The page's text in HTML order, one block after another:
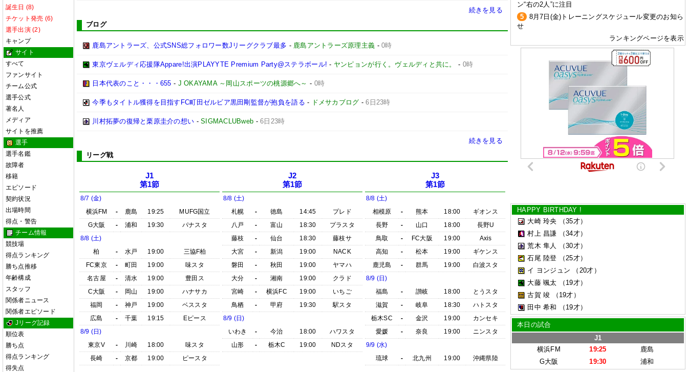
誕生日 (8)
チケット発売 (6)
選手出演 (2)
キャンプ
サイト
すべて
ファンサイト
チーム公式
選手公式
著名人
メディア
サイトを推薦
選手
選手名鑑
故障者
移籍
エピソード
契約状況
出場時間
得点・警告
チーム情報
競技場
得点ランキング
勝ち点推移
年齢構成
スタッフ
関係者ニュース
関係者エピソード
Jリーグ記録
順位表
勝ち点
得点ランキング
得失点
続きを見る
ブログ
鹿島アントラーズ、公式SNS総フォロワー数Jリーグクラブ最多 - 鹿島アントラーズ原理主義 -0時
東京ヴェルディ応援隊Appare!出演PLAYYTE Premium Party@ステラボール! - ヤンピョンが行く。ヴェルディと共に。 - 0時
日本代表のこと・・・655 - J OKAYAMA ～岡山スポーツの桃源郷へ～ - 0時
今季もタイトル獲得を目指すFC町田ゼルビア黒田剛監督が抱負を語る - ドメサカブログ -6日23時
川村拓夢の復帰と栗原圭介の想い -SIGMACLUBweb -6日23時
続きを見る
リーグ戦
J1
第1節
8/7 (金)
横浜FM
- 鹿島 19:25
MUFG国立
G大阪
- 浦和 19:30
パナスタ
8/8 (土)
柏
- 水戸 19:00
三協F柏
FC東京
- 町田 19:00
味スタ
名古屋
- 清水 19:00
豊田ス
C大阪
- 岡山 19:00
ハナサカ
福岡
- 神戸 19:00
ベススタ
広島
- 千葉 19:15
Eピース
8/9 (日)
東京V
- 川崎 18:00
味スタ
長崎
- 京都 19:00 ピースタ
J2
第1節
8/8 (土)
札幌
- 徳島 14:45
プレド
八戸
- 富山 18:30
プラスタ
藤枝
- 仙台 18:30
藤枝サ
大宮
- 新潟 19:00
NACK
磐田
- 秋田 19:00
ヤマハ
大分
- 湘南 19:00
クラド
宮崎
- 横浜FC 19:00
いちご
鳥栖
- 甲府 19:30
駅スタ
8/9 (日)
いわき
- 今治 18:00
ハワスタ
山形
- 栃木C 19:00 NDスタ
J3
第1節
8/8 (土)
相模原
- 熊本 18:00
ギオンス
長野
- 山口 18:00
長野U
鳥取
- FC大阪 19:00
Axis
高知
- 松本 19:00
ギケンス
鹿児島
- 群馬 19:00
白波スタ
8/9 (日)
福島
- 讃岐 18:00
とうスタ
滋賀
- 岐阜 18:30
ハトスタ
栃木SC
- 金沢 19:00
カンセキ
愛媛
- 奈良 19:00
ニンスタ
9/9 (水)
琉球
- 北九州 19:00 沖縄県陸
ン“右の2人”に注目
5
8月7日(金)トレーニングスケジュール変更のお知ら
せ
ランキングページを表示
HAPPY BIRTHDAY !
大崎 玲央
（35才）
村上 昌謙
（34才）
荒木 隼人
（30才）
石尾 陸登
（25才）
イ ヨンジュン
（20才）
大藤 颯太
（19才）
古賀 竣
（19才）
田中 希和
（19才）
本日の試合
J1
横浜FM
19:25
鹿島
G大阪
19:30 浦和